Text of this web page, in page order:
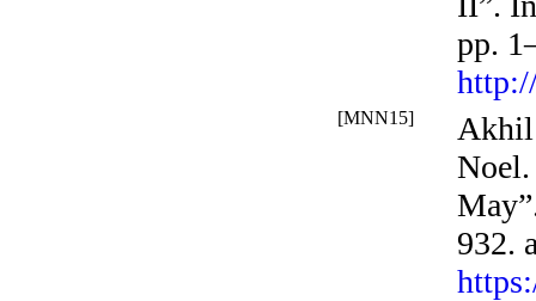
pp.
[MNN15]
Akhil
Noel.
932.